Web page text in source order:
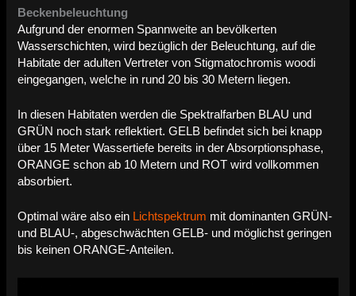
Beckenbeleuchtung
Aufgrund der enormen Spannweite an bevölkerten
Wasserschichten, wird bezüglich der Beleuchtung, auf die
Habitate der adulten Vertreter von Stigmatochromis woodi
eingegangen, welche in rund 20 bis 30 Metern liegen.
In diesen Habitaten werden die Spektralfarben BLAU und
GRÜN noch stark reflektiert. GELB befindet sich bei knapp
über 15 Meter Wassertiefe bereits in der Absorptionsphase,
ORANGE schon ab 10 Metern und ROT wird vollkommen
absorbiert.
Optimal wäre also ein Lichtspektrum mit dominanten GRÜN-
und BLAU-, abgeschwächten GELB- und möglichst geringen
bis keinen ORANGE-Anteilen.